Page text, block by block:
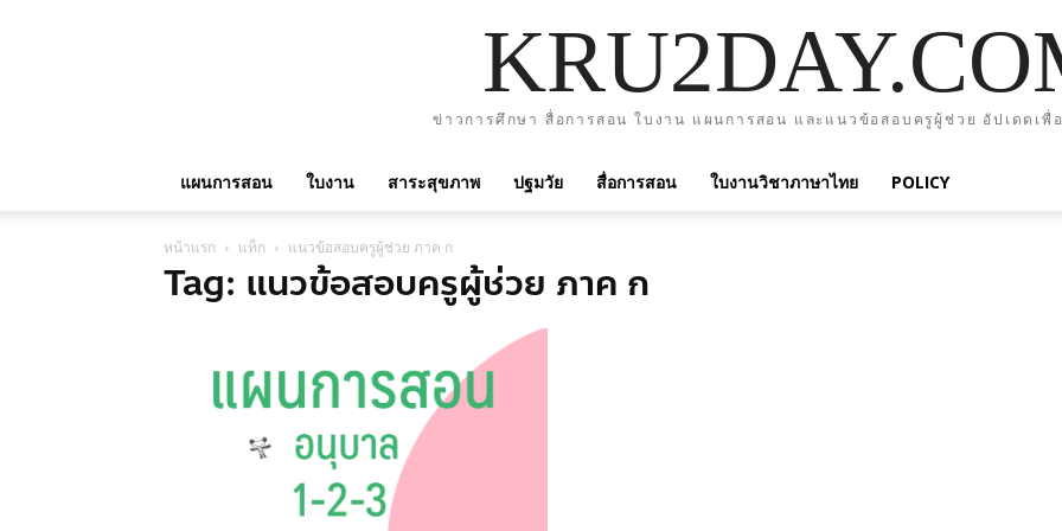
ข่าวการศึกษา สื่อการสอน ใบงาน แผนการสอน และแนวข้อสอบครูผู้ช่วย อัปเดตเพื่
แผนการสอน ใบงาน สาระสุขภาพ ปฐมวัย สื่อการสอน ใบงานวิชาภาษาไทย POLICY
หน้าแรก แท็ก แนวข้อสอบครูผู้ช่วย ภาค ก
Tag: แนวข้อสอบครูผู้ช่วย ภาค ก